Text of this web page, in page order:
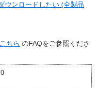
ウンロードしたい (全製品
こちら のFAQをご参照くださ